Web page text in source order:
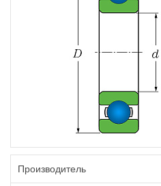
Производитель